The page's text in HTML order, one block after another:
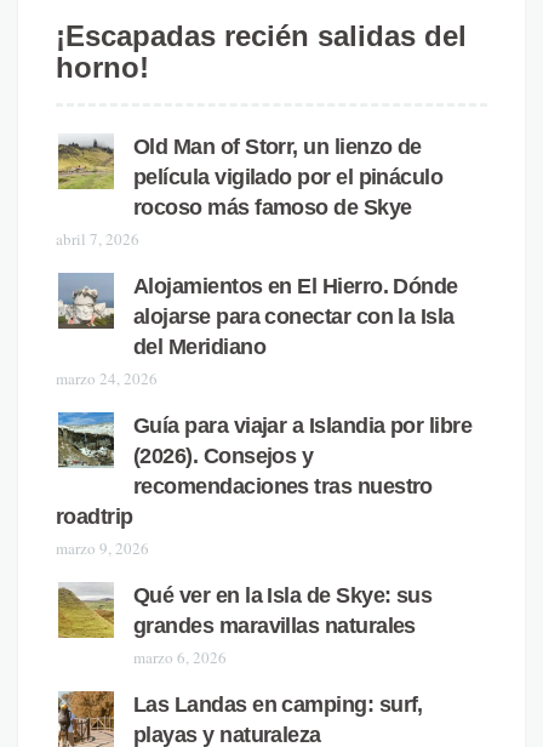
¡Escapadas recién salidas del
horno!
Old Man of Storr, un lienzo de
película vigilado por el pináculo
rocoso más famoso de Skye
abril 7, 2026
Alojamientos en El Hierro. Dónde
alojarse para conectar con la Isla
del Meridiano
marzo 24, 2026
Guía para viajar a Islandia por libre
(2026). Consejos y
recomendaciones tras nuestro
roadtrip
marzo 9, 2026
Qué ver en la Isla de Skye: sus
grandes maravillas naturales
marzo 6, 2026
Las Landas en camping: surf,
playas y naturaleza